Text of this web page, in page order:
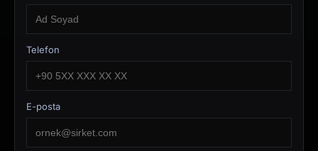
Telefon
E-posta